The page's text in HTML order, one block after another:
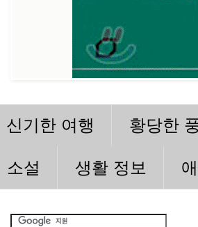
신기한 여행 황당한
소설 생활 정보